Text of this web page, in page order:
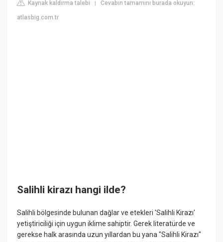
Kaynak kaldırma talebi |Cevabın tamamını burada okuyun:
atlasbig.com.tr
Salihli kirazı hangi ilde?
Salihli bölgesinde bulunan dağlar ve etekleri 'Salihli Kirazı'
yetiştiriciliği için uygun iklime sahiptir. Gerek literatürde ve
gerekse halk arasında uzun yıllardan bu yana "Salihli Kirazı"